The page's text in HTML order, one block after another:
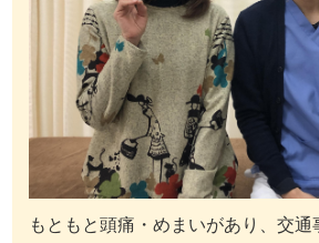
もともと頭痛・めまいがあり、交通